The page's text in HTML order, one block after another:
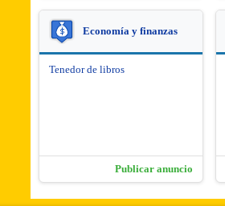
Economía y finanzas
Tenedor de libros
Publicar anuncio